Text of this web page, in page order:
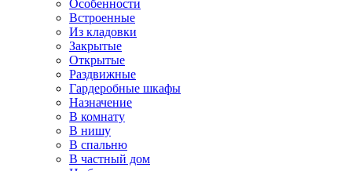
Особенности
Встроенные
Из кладовки
Закрытые
Открытые
Раздвижные
Гардеробные шкафы
Назначение
В комнату
В нишу
В спальню
В частный дом